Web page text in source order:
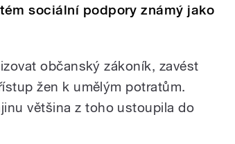
sociální podpory známý jako
občanský zákoník, zavést
žen k umělým potratům.
většina z toho ustoupila do